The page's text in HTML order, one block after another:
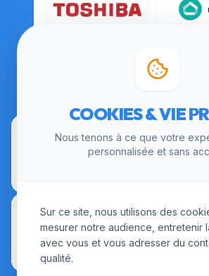
COOKIES & VIE
Nous tenons à ce que votre
personnalisée et sans
Sur ce site, nous utilisons des
mesurer notre audience, entretenir
avec vous et vous adresser du
qualité.